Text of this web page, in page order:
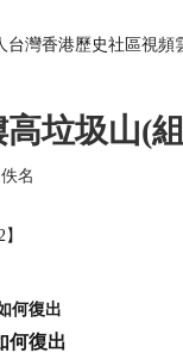
台灣香港歷史社區視頻
垃圾山(組
佚名
何復出